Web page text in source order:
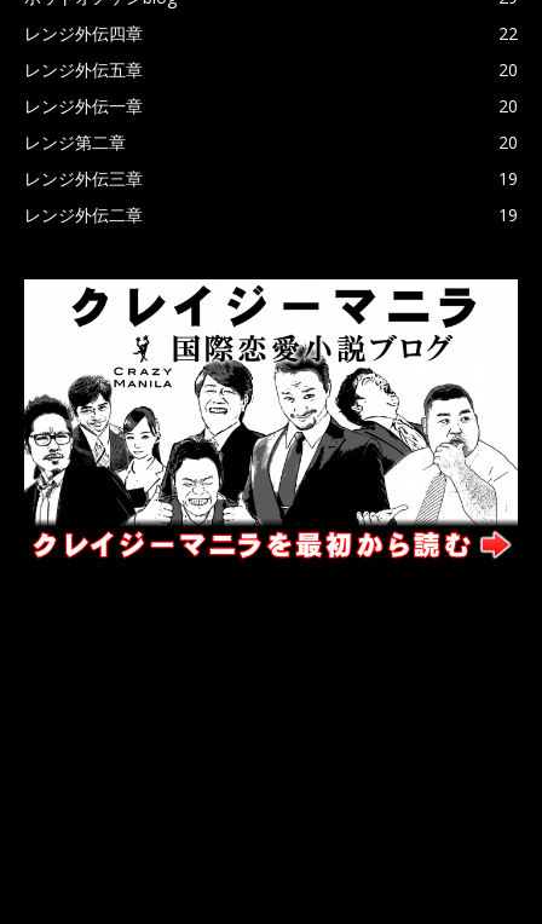
レンジ外伝四章
22
レンジ外伝五章
20
レンジ外伝一章
20
レンジ第二章
20
レンジ外伝三章
19
レンジ外伝二章
19